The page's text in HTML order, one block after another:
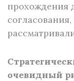
прохождения
очевидный